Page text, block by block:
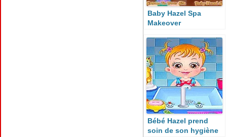
Baby Hazel Spa
Makeover
Bébé Hazel prend
soin de son hygiène